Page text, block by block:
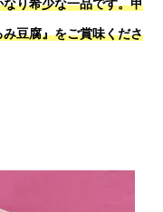
り希少な一品です。甲
豆腐』をご賞味くださ